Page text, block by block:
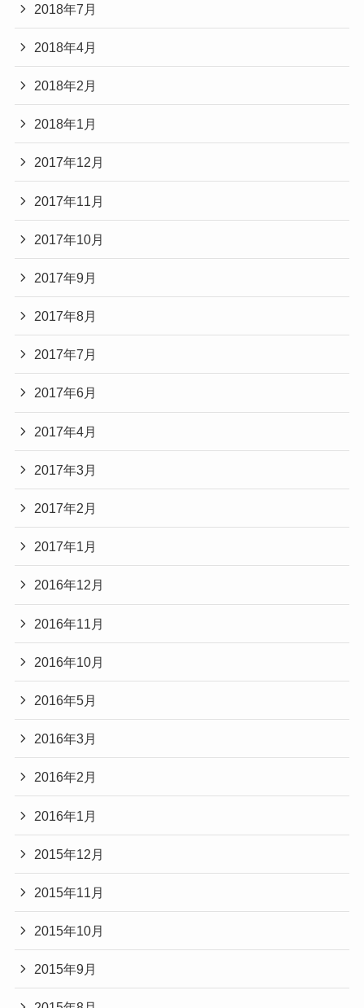
2018年7月
2018年4月
2018年2月
2018年1月
2017年12月
2017年11月
2017年10月
2017年9月
2017年8月
2017年7月
2017年6月
2017年4月
2017年3月
2017年2月
2017年1月
2016年12月
2016年11月
2016年10月
2016年5月
2016年3月
2016年2月
2016年1月
2015年12月
2015年11月
2015年10月
2015年9月